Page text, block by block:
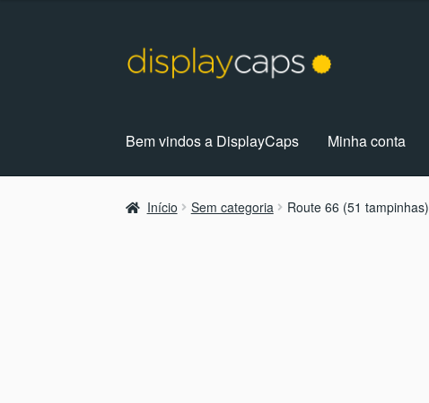
Pular
para
Pular
para
Bem vindos a DisplayCaps Minha conta
InícioCarrinho Coisas DivertidasContato Festival
Início Sem categoria Route 66 (51 tampinhas)